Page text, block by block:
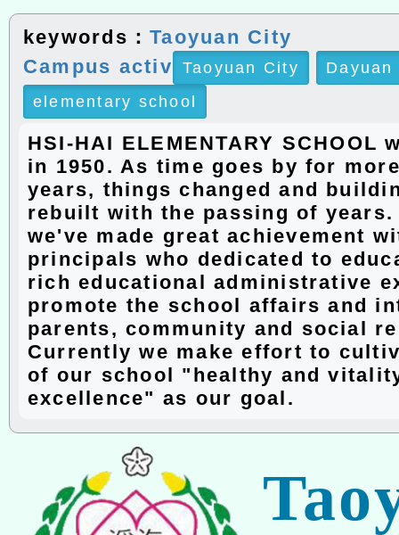
keywords：Taoyuan City
Campus activ
Taoyuan City
elementary school
HSI-HAI ELEMENTARY SCHOOL
in 1950. As time goes by for
years, things changed and
rebuilt with the passing of years.
we've made great achievement
principals who dedicated to
rich educational administrative
promote the school affairs and
parents, community and social
Currently we make effort to
of our school "healthy and
excellence" as our goal.